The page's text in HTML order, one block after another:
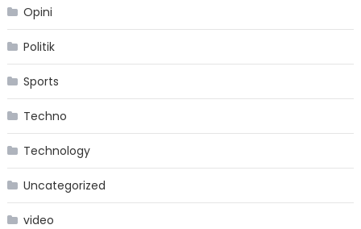
Opini
Politik
Sports
Techno
Technology
Uncategorized
video